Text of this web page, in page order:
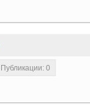
Публикации: 0